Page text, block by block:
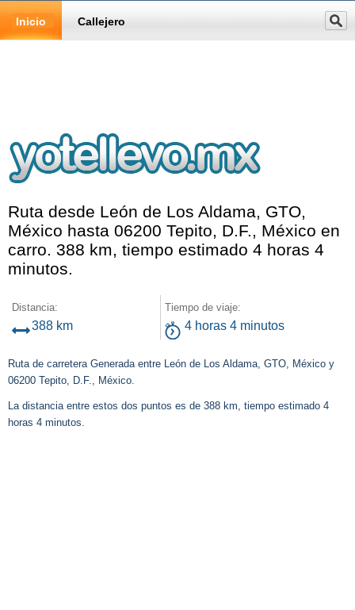
Inicio Callejero
Ruta desde León de Los Aldama, GTO,
México hasta 06200 Tepito, D.F., México en
carro. 388 km, tiempo estimado 4 horas 4
minutos.
Distancia:
388 km
Tiempo de viaje:
4 horas 4 minutos
Ruta de carretera Generada entre León de Los Aldama, GTO, México y
06200 Tepito, D.F., México.
La distancia entre estos dos puntos es de 388 km, tiempo estimado 4
horas 4 minutos.